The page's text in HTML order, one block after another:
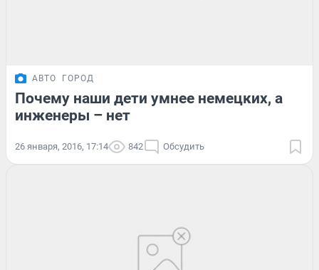
АВТО ГОРОД
Почему наши дети умнее немецких, а
инженеры – нет
26 января, 2016, 17:14 842 Обсудить